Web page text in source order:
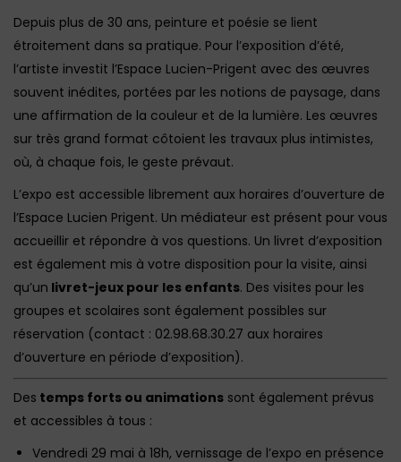
Depuis plus de 30 ans, peinture et poésie se lient
étroitement dans sa pratique. Pour l’exposition d’été,
l’artiste investit l’Espace Lucien-Prigent avec des œuvres
souvent inédites, portées par les notions de paysage, dans
une affirmation de la couleur et de la lumière. Les œuvres
sur très grand format côtoient les travaux plus intimistes,
où, à chaque fois, le geste prévaut.
L’expo est accessible librement aux horaires d’ouverture de
l’Espace Lucien Prigent. Un médiateur est présent pour vous
accueillir et répondre à vos questions. Un livret d’exposition
est également mis à votre disposition pour la visite, ainsi
qu’un livret-jeux pour les enfants. Des visites pour les
groupes et scolaires sont également possibles sur
réservation (contact : 02.98.68.30.27 aux horaires
d’ouverture en période d’exposition).
Des temps forts ou animations sont également prévus
et accessibles à tous :
Vendredi 29 mai à 18h, vernissage de l’expo en présence